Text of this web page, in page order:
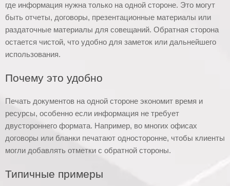
где информация нужна только на одной стороне. Это могут
быть отчеты, договоры, презентационные материалы или
раздаточные материалы для совещаний. Обратная сторона
остается чистой, что удобно для заметок или дальнейшего
использования.
Почему это удобно
Печать документов на одной стороне экономит время и
ресурсы, особенно если информация не требует
двустороннего формата. Например, во многих офисах
договоры или бланки печатают односторонне, чтобы клиенты
могли добавлять отметки с обратной стороны.
Типичные примеры